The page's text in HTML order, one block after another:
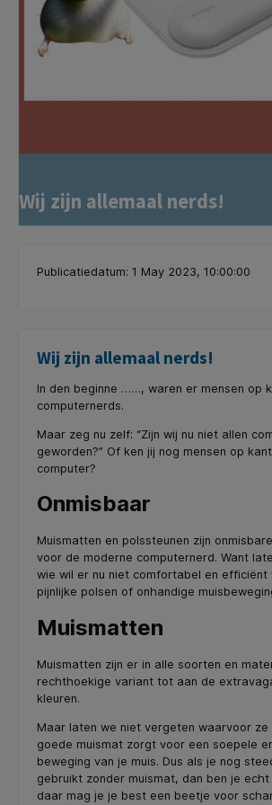
Wij zijn allemaal nerds!
Publicatiedatum: 1 May 2023, 10:00:00
Wij zijn allemaal nerds!
In den beginne ……, waren er mensen op
computernerds.
Maar zeg nu zelf: “Zijn wij nu niet allen
geworden?” Of ken jij nog mensen op
computer?
Onmisbaar
Muismatten en polssteunen zijn
voor de moderne computernerd. Want
wie wil er nu niet comfortabel en efficiënt
pijnlijke polsen of onhandige
Muismatten
Muismatten zijn er in alle soorten en
rechthoekige variant tot aan de
kleuren.
Maar laten we niet vergeten waarvoor ze
goede muismat zorgt voor een soepele
beweging van je muis. Dus als je nog
gebruikt zonder muismat, dan ben je echt
daar mag je je best een beetje voor